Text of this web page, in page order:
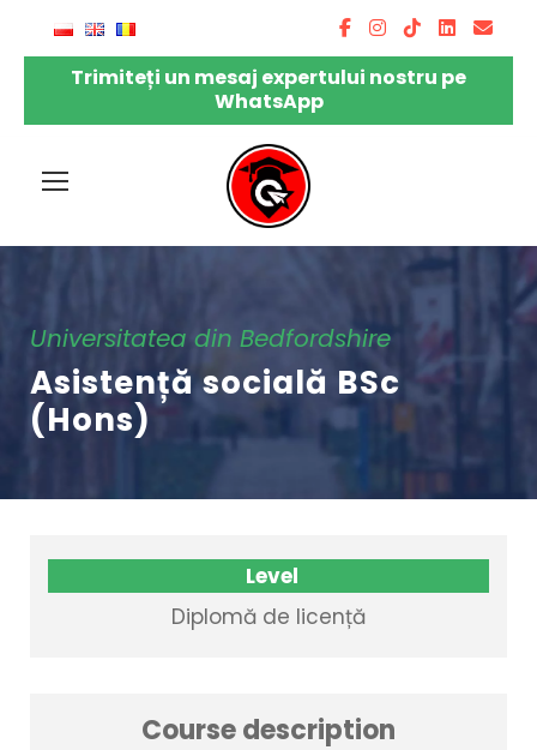
Trimiteți un mesaj expertului nostru pe
WhatsApp
Universitatea din Bedfordshire
Asistență socială BSc
(Hons)
Level
Diplomă de licență
Course description